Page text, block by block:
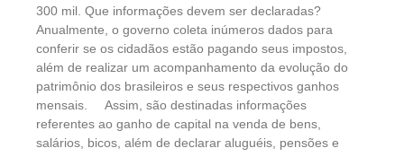
300 mil. Que informações devem ser declaradas?
Anualmente, o governo coleta inúmeros dados para
conferir se os cidadãos estão pagando seus impostos,
além de realizar um acompanhamento da evolução do
patrimônio dos brasileiros e seus respectivos ganhos
mensais. Assim, são destinadas informações
referentes ao ganho de capital na venda de bens,
salários, bicos, além de declarar aluguéis, pensões e